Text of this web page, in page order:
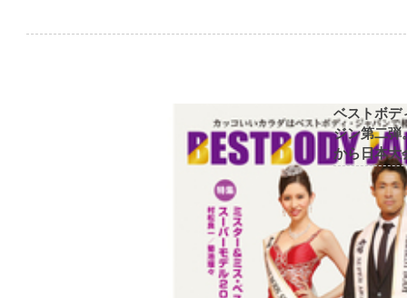
ベストボデ
ジン第二弾
から日本大